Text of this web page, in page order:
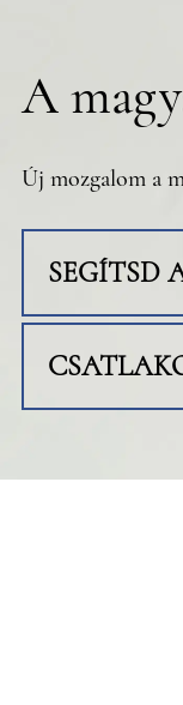
A
Új mozgalom a
SEGÍTSD